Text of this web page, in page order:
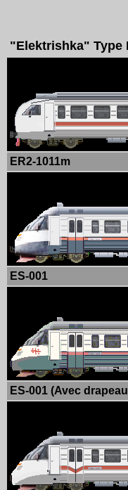
"Elektrishka" Type
ER2-1011m
ES-001
ES-001 (Avec